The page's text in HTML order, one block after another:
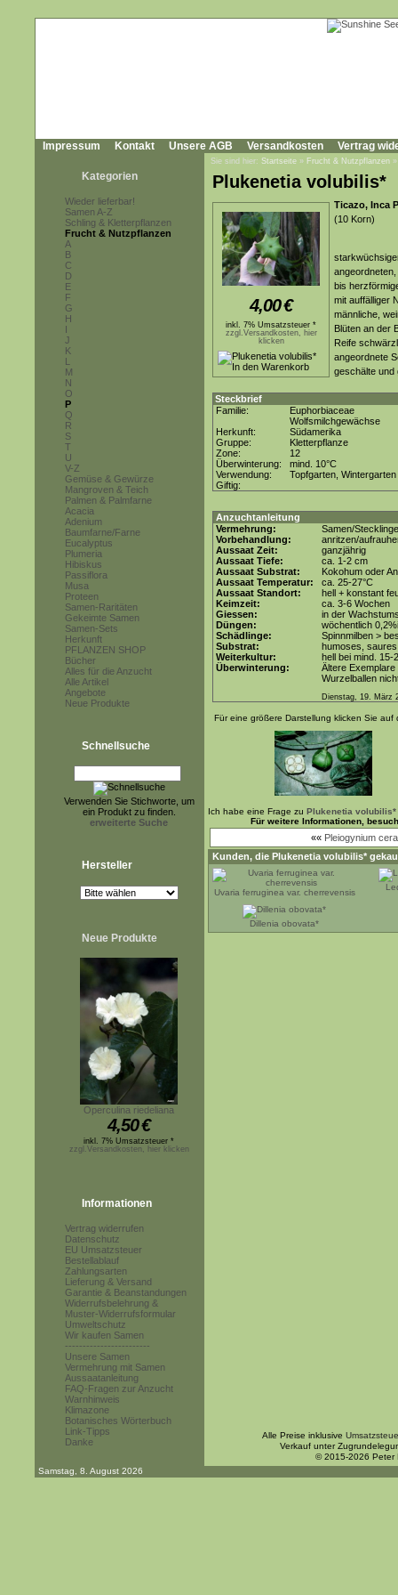
Impressum Kontakt Unsere AGB Versandkosten Vertrag
Kategorien
Wieder lieferbar!
Samen A-Z
Schling & Kletterpflanzen
Frucht & Nutzpflanzen
A
B
C
D
E
F
G
H
I
J
K
L
M
N
O
P
Q
R
S
T
U
V-Z
Gemüse & Gewürze
Mangroven & Teich
Palmen & Palmfarne
Acacia
Adenium
Baumfarne/Farne
Eucalyptus
Plumeria
Hibiskus
Passiflora
Musa
Proteen
Samen-Raritäten
Gekeimte Samen
Samen-Sets
Herkunft
PFLANZEN SHOP
Bücher
Alles für die Anzucht
Alle Artikel
Angebote
Neue Produkte
Schnellsuche
Verwenden Sie Stichworte, um
ein Produkt zu finden.
erweiterte Suche
Hersteller
Neue Produkte
Operculina riedeliana
4,50€
inkl. 7% Umsatzsteuer *
zzgl.Versandkosten, hier klicken
Informationen
Vertrag widerrufen
Datenschutz
EU Umsatzsteuer
Bestellablauf
Zahlungsarten
Lieferung & Versand
Garantie & Beanstandungen
Widerrufsbelehrung &
Muster-Widerrufsformular
Umweltschutz
Wir kaufen Samen
------------------------
Unsere Samen
Vermehrung mit Samen
Aussaatanleitung
FAQ-Fragen zur Anzucht
Warnhinweis
Klimazone
Botanisches Wörterbuch
Link-Tipps
Danke
Sie sind hier: Startseite » Frucht & Nutzpflanzen
Plukenetia volubilis*
4,00€
inkl. 7% Umsatzsteuer *
zzgl.Versandkosten, hier
klicken
Ticazo, Inca
(10 Korn)
bis
mit auffälliger
männliche,
Blüten an der
Reife
angeordnete
geschälte und
Steckbrief
Familie:
Euphorbiaceae
Wolfsmilchgewächse
Herkunft:
Südamerika
Gruppe:
Kletterpflanze
Zone:
12
Überwinterung:
mind. 10°C
Verwendung:
Topfgarten, Wintergarten
Giftig:
Anzuchtanleitung
Vermehrung:
Samen/Stecklinge
Vorbehandlung:
anritzen/
Aussaat Zeit:
ganzjährig
Aussaat Tiefe:
ca. 1-2 cm
Aussaat Substrat:
Kokohum oder
Aussaat Temperatur:
ca. 25-27°C
Aussaat Standort:
hell + konstant
Keimzeit:
ca. 3-6 Wochen
Giessen:
in der
Düngen:
wöchentlich
Schädlinge:
Spinnmilben >
Substrat:
humoses,
Weiterkultur:
hell bei mind. 15-
Überwinterung:
Ältere
Wurzelballen
Dienstag, 19. März
Für eine größere Darstellung klicken Sie auf
Ich habe eine Frage zu Plukenetia volubilis*
Für weitere Informationen,
«« Pleiogynium
Kunden, die Plukenetia volubilis*
Uvaria ferruginea var. cherrevensis
Dillenia obovata*
Alle Preise inklusive
Verkauf unter
© 2015-2026 Peter
Samstag, 8. August 2026